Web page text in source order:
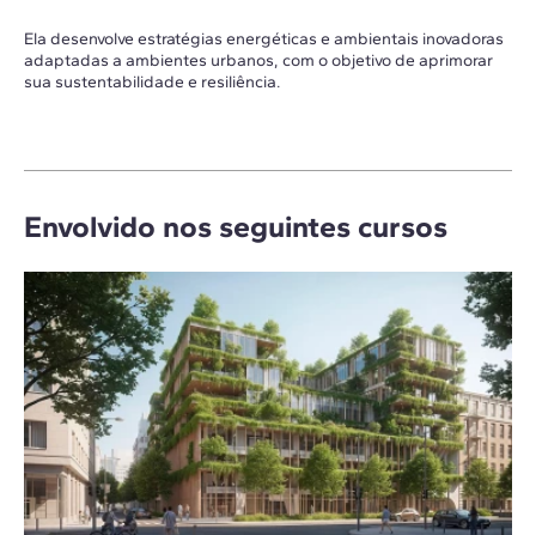
Ela desenvolve estratégias energéticas e ambientais inovadoras
adaptadas a ambientes urbanos, com o objetivo de aprimorar
sua sustentabilidade e resiliência.
Envolvido nos seguintes cursos